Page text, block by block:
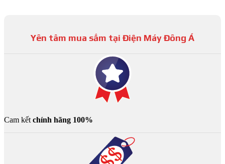
Yên tâm mua sắm tại Điện Máy Đông Á
Cam kết chính hãng 100%